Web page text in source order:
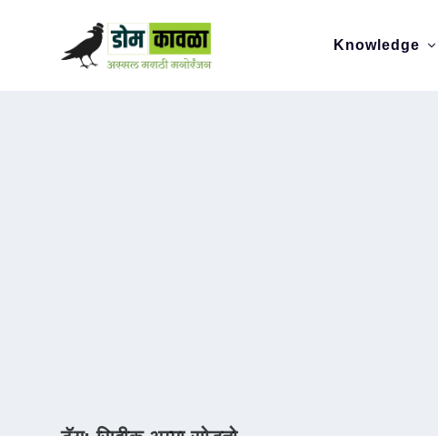
Knowledge